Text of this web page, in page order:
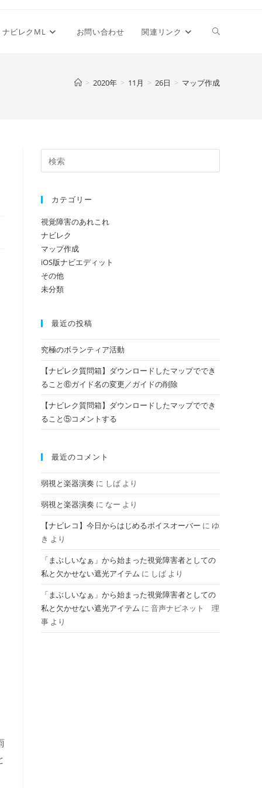
ナビレクML お問い合わせ 関連リンク ウ
索
> 2020年 > 11月 > 26日 > マップ作成
カテゴリー
視覚障害のあれこれ
ナビレク
マップ作成
iOS版ナビエディット
その他
未分類
最近の投稿
究極のボランティア活動
【ナビレク質問箱】ダウンロードしたマップででき
ること⑥ガイド名の変更／ガイドの削除
【ナビレク質問箱】ダウンロードしたマップででき
ること⑤コメントする
最近のコメント
弱視と楽器演奏 に しば より
弱視と楽器演奏 に なー より
【ナビレコ】今日からはじめるボイスオーバー に ゆ
き より
「まぶしいなぁ」から始まった視覚障害者としての
私と欠かせない遮光アイテム に しば より
「まぶしいなぁ」から始まった視覚障害者としての
私と欠かせない遮光アイテム に 音声ナビネット 理
事 より